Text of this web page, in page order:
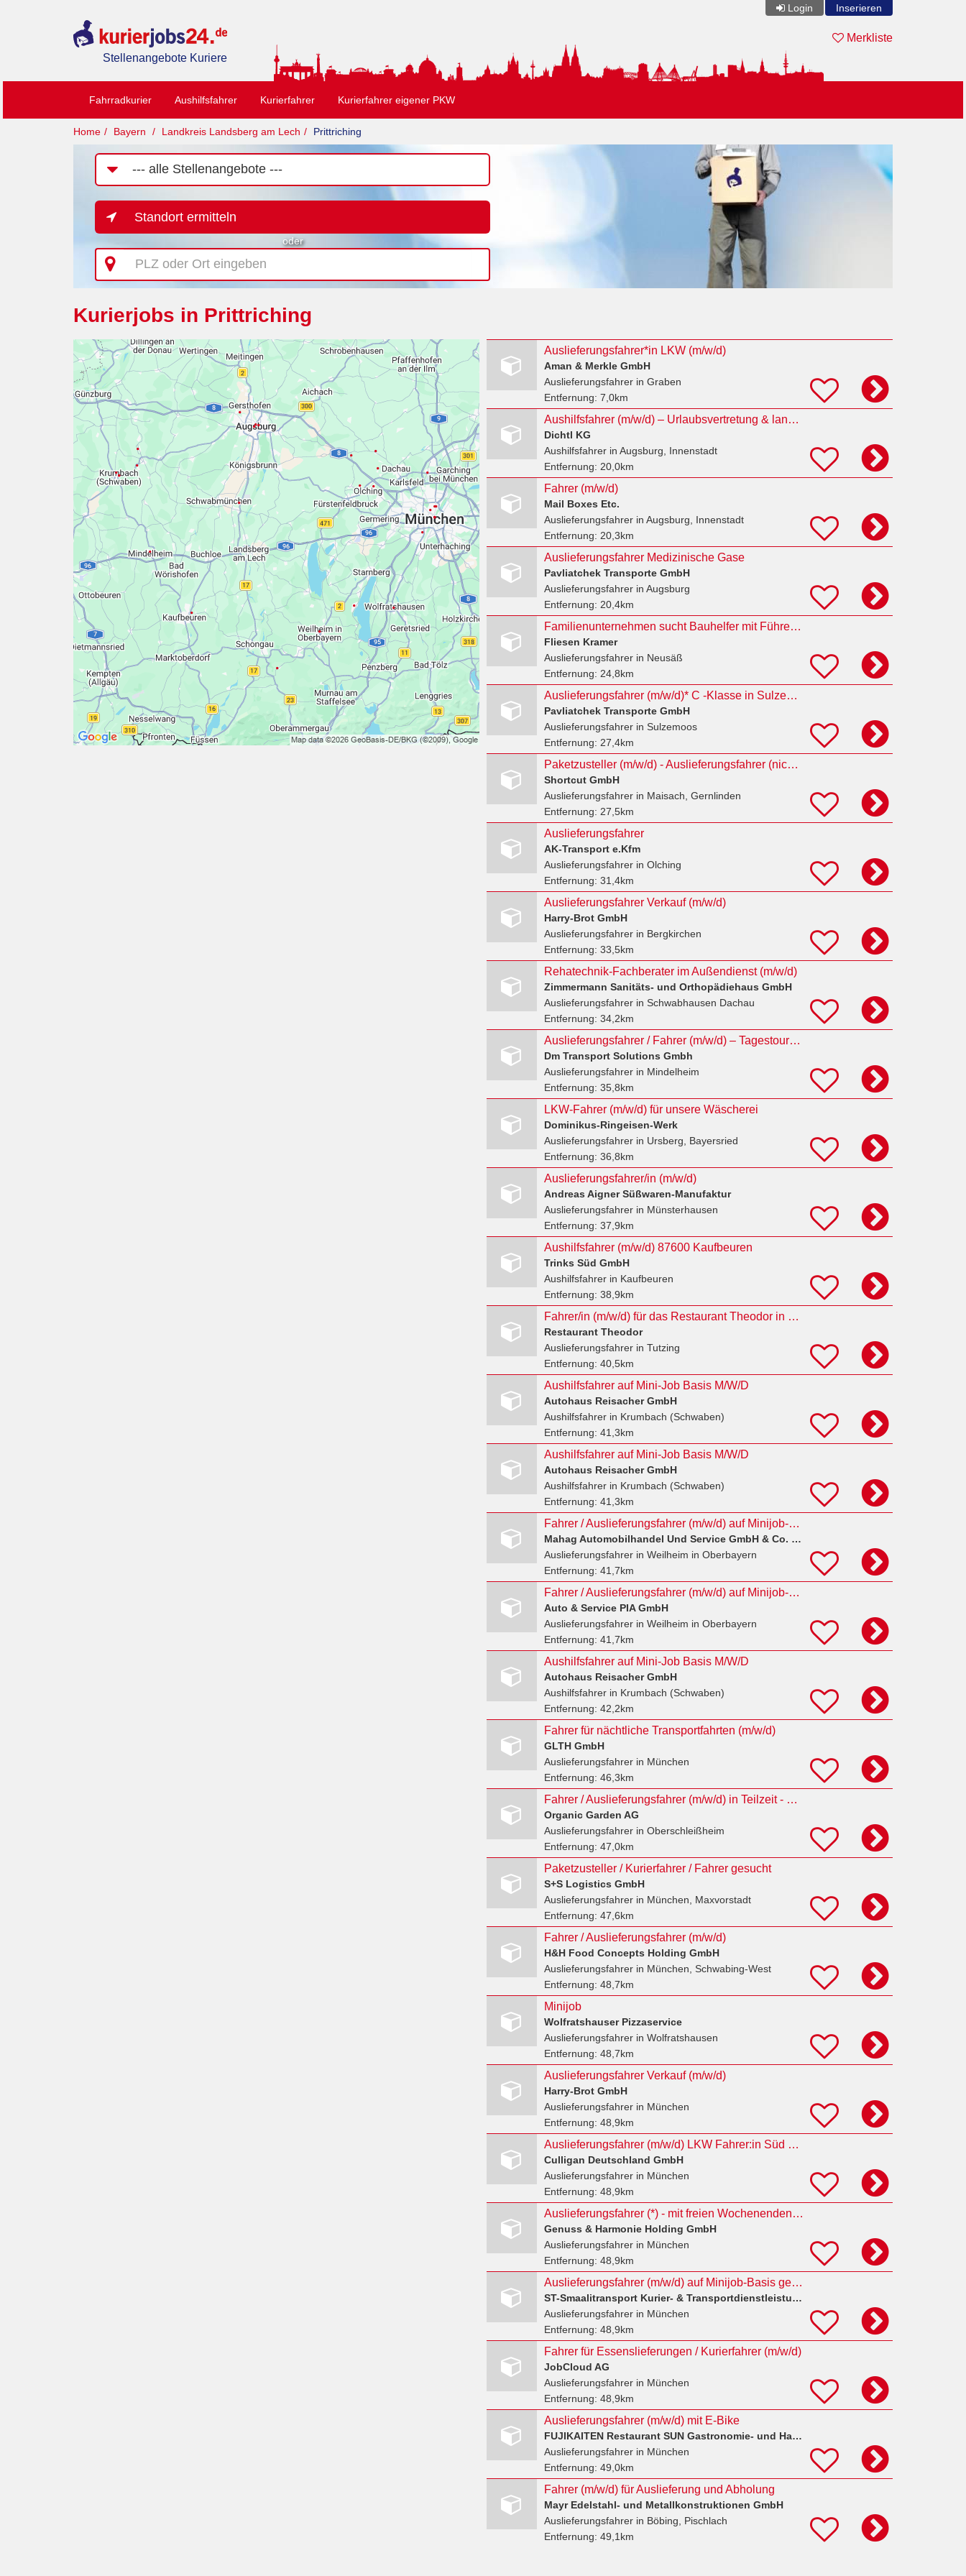
Login Inserieren
Stellenangebote Kuriere
Merkliste
Fahrradkurier Aushilfsfahrer Kurierfahrer Kurierfahrer eigener PKW
Home Bayern Landkreis Landsberg am Lech Prittriching
Job-
Kategorie
Standort ermitteln
oder
PLZ
oder
Ort
Kurierjobs in Prittriching
Auslieferungsfahrer*in LKW (m/w/d)
Aman & Merkle GmbH
Auslieferungsfahrerin Graben
Entfernung: 7,0km
Aushilfsfahrer (m/w/d) – Urlaubsvertretung & langfristige Aushilfe
Dichtl KG
Aushilfsfahrerin Augsburg, Innenstadt
Entfernung: 20,0km
Fahrer (m/w/d)
Mail Boxes Etc.
Auslieferungsfahrerin Augsburg, Innenstadt
Entfernung: 20,3km
Auslieferungsfahrer Medizinische Gase
Pavliatchek Transporte GmbH
Auslieferungsfahrerin Augsburg
Entfernung: 20,4km
Familienunternehmen sucht Bauhelfer mit Führerschein Kl: B (m/w/d)
Fliesen Kramer
Auslieferungsfahrerin Neusäß
Entfernung: 24,8km
Auslieferungsfahrer (m/w/d)* C -Klasse in Sulzemoos
Pavliatchek Transporte GmbH
Auslieferungsfahrerin Sulzemoos
Entfernung: 27,4km
Paketzusteller (m/w/d) - Auslieferungsfahrer (nicht Veraufsfahrer)
Shortcut GmbH
Auslieferungsfahrerin Maisach, Gernlinden
Entfernung: 27,5km
Auslieferungsfahrer
AK-Transport e.Kfm
Auslieferungsfahrerin Olching
Entfernung: 31,4km
Auslieferungsfahrer Verkauf (m/w/d)
Harry-Brot GmbH
Auslieferungsfahrerin Bergkirchen
Entfernung: 33,5km
Rehatechnik-Fachberater im Außendienst (m/w/d)
Zimmermann Sanitäts- und Orthopädiehaus GmbH
Auslieferungsfahrerin Schwabhausen Dachau
Entfernung: 34,2km
Auslieferungsfahrer / Fahrer (m/w/d) – Tagestouren mit Sprinter (Klasse B)
Dm Transport Solutions Gmbh
Auslieferungsfahrerin Mindelheim
Entfernung: 35,8km
LKW-Fahrer (m/w/d) für unsere Wäscherei
Dominikus-Ringeisen-Werk
Auslieferungsfahrerin Ursberg, Bayersried
Entfernung: 36,8km
Auslieferungsfahrer/in (m/w/d)
Andreas Aigner Süßwaren-Manufaktur
Auslieferungsfahrerin Münsterhausen
Entfernung: 37,9km
Aushilfsfahrer (m/w/d) 87600 Kaufbeuren
Trinks Süd GmbH
Aushilfsfahrerin Kaufbeuren
Entfernung: 38,9km
Fahrer/in (m/w/d) für das Restaurant Theodor in Tutzing (Minijob)
Restaurant Theodor
Auslieferungsfahrerin Tutzing
Entfernung: 40,5km
Aushilfsfahrer auf Mini-Job Basis M/W/D
Autohaus Reisacher GmbH
Aushilfsfahrerin Krumbach (Schwaben)
Entfernung: 41,3km
Aushilfsfahrer auf Mini-Job Basis M/W/D
Autohaus Reisacher GmbH
Aushilfsfahrerin Krumbach (Schwaben)
Entfernung: 41,3km
Fahrer / Auslieferungsfahrer (m/w/d) auf Minijob-Basis
Mahag Automobilhandel Und Service GmbH & Co. Ohg
Auslieferungsfahrerin Weilheim in Oberbayern
Entfernung: 41,7km
Fahrer / Auslieferungsfahrer (m/w/d) auf Minijob-Basis
Auto & Service PIA GmbH
Auslieferungsfahrerin Weilheim in Oberbayern
Entfernung: 41,7km
Aushilfsfahrer auf Mini-Job Basis M/W/D
Autohaus Reisacher GmbH
Aushilfsfahrerin Krumbach (Schwaben)
Entfernung: 42,2km
Fahrer für nächtliche Transportfahrten (m/w/d)
GLTH GmbH
Auslieferungsfahrerin München
Entfernung: 46,3km
Fahrer / Auslieferungsfahrer (m/w/d) in Teilzeit - mit Verantwortung und Sinn
Organic Garden AG
Auslieferungsfahrerin Oberschleißheim
Entfernung: 47,0km
Paketzusteller / Kurierfahrer / Fahrer gesucht
S+S Logistics GmbH
Auslieferungsfahrerin München, Maxvorstadt
Entfernung: 47,6km
Fahrer / Auslieferungsfahrer (m/w/d)
H&H Food Concepts Holding GmbH
Auslieferungsfahrerin München, Schwabing-West
Entfernung: 48,7km
Minijob
Wolfratshauser Pizzaservice
Auslieferungsfahrerin Wolfratshausen
Entfernung: 48,7km
Auslieferungsfahrer Verkauf (m/w/d)
Harry-Brot GmbH
Auslieferungsfahrerin München
Entfernung: 48,9km
Auslieferungsfahrer (m/w/d) LKW Fahrer:in Süd DE
Culligan Deutschland GmbH
Auslieferungsfahrerin München
Entfernung: 48,9km
Auslieferungsfahrer (*) - mit freien Wochenenden & Feiertagen
Genuss & Harmonie Holding GmbH
Auslieferungsfahrerin München
Entfernung: 48,9km
Auslieferungsfahrer (m/w/d) auf Minijob-Basis gesucht – 603 €
ST-Smaalitransport Kurier- & Transportdienstleistungen
Auslieferungsfahrerin München
Entfernung: 48,9km
Fahrer für Essenslieferungen / Kurierfahrer (m/w/d)
JobCloud AG
Auslieferungsfahrerin München
Entfernung: 48,9km
Auslieferungsfahrer (m/w/d) mit E-Bike
FUJIKAITEN Restaurant SUN Gastronomie- und Handelsgesellschaft mbH
Auslieferungsfahrerin München
Entfernung: 49,0km
Fahrer (m/w/d) für Auslieferung und Abholung
Mayr Edelstahl- und Metallkonstruktionen GmbH
Auslieferungsfahrerin Böbing, Pischlach
Entfernung: 49,1km